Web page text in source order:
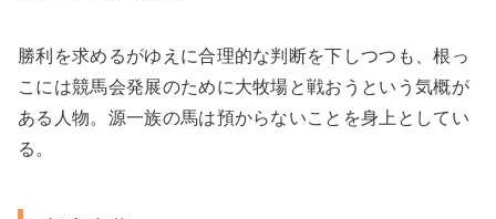
勝利を求めるがゆえに合理的な判断を下しつつも、根っ
こには競馬会発展のために大牧場と戦おうという気概が
ある人物。源一族の馬は預からないことを身上としてい
る。